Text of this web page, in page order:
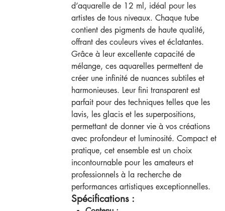
d’aquarelle de 12 ml, idéal pour les
artistes de tous niveaux. Chaque tube
contient des pigments de haute qualité,
offrant des couleurs vives et éclatantes.
Grâce à leur excellente capacité de
mélange, ces aquarelles permettent de
créer une infinité de nuances subtiles et
harmonieuses. Leur fini transparent est
parfait pour des techniques telles que les
lavis, les glacis et les superpositions,
permettant de donner vie à vos créations
avec profondeur et luminosité. Compact et
pratique, cet ensemble est un choix
incontournable pour les amateurs et
professionnels à la recherche de
performances artistiques exceptionnelles.
Spécifications :